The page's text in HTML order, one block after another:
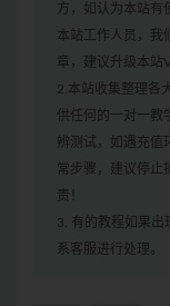
方，如认为本站有
本站工作人员，我
章，建议升级本站
2.本站收集整理各
供任何的一对一教
辨测试，如遇充值
常步骤，建议停止
责！
3. 有的教程如果出
系客服进行处理。